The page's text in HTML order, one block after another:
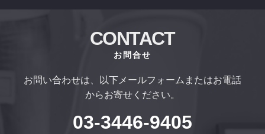
CONTACT
お問合せ
お問い合わせは、以下メールフォームまたはお電話
からお寄せください。
03-3446-9405